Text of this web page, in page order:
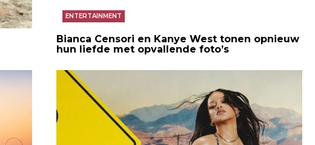
ENTERTAINMENT
Bianca Censori en Kanye West tonen opnieuw
hun liefde met opvallende foto’s